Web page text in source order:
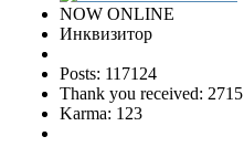
NOW ONLINE
Инквизитор
Posts: 117124
Thank you received: 2715
Karma: 123